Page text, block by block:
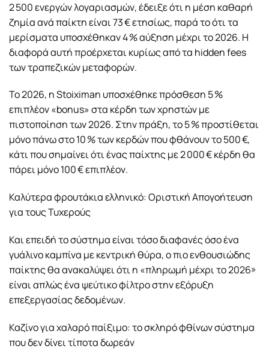
2 500 ενεργών λογαριασμών, έδειξε ότι η μέση καθαρή
ζημία ανά παίκτη είναι 73 € ετησίως, παρά το ότι τα
μερίσματα υποσχέθηκαν 4 % αύξηση μέχρι το 2026. Η
διαφορά αυτή προέρχεται κυρίως από τα hidden fees
των τραπεζικών μεταφορών.
Το 2026, η Stoiximan υποσχέθηκε πρόσθεση 5 %
επιπλέον «bonus» στα κέρδη των χρηστών με
πιστοποίηση των 2026. Στην πράξη, το 5 % προστίθεται
μόνο πάνω στο 10 % των κερδών που φθάνουν το 500 €,
κάτι που σημαίνει ότι ένας παίχτης με 2 000 € κέρδη θα
πάρει μόνο 100 € επιπλέον.
Καλύτερα φρουτάκια ελληνικό: Οριστική Απογοήτευση
για τους Τυχερούς
Και επειδή το σύστημα είναι τόσο διαφανές όσο ένα
γυάλινο καμπίνα με κεντρική θύρα, ο πιο ενθουσιώδης
παίκτης θα ανακαλύψει ότι η «πληρωμή μέχρι το 2026»
είναι απλώς ένα ψεύτικο φίλτρο στην εξόρυξη
επεξεργασίας δεδομένων.
Καζίνο για χαλαρό παίξιμο: το σκληρό φθίνων σύστημα
που δεν δίνει τίποτα δωρεάν